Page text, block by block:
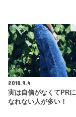
2018.9.4
実は自信がなくてPR
なれない人が多い！